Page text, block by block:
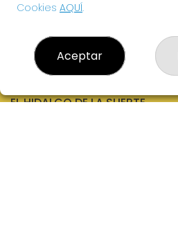
EL HIDALGO DE LA SUERTE
Cookies AQUÍ.
Aceptar